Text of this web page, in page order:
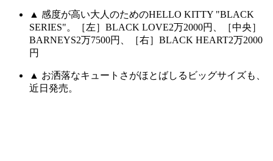
▲ 感度が高い大人のためのHELLO KITTY "BLACK
SERIES"。［左］BLACK LOVE2万2000円、［中央］
BARNEYS2万7500円、［右］BLACK HEART2万2000
円
▲ お洒落なキュートさがほとばしるビッグサイズも、
近日発売。